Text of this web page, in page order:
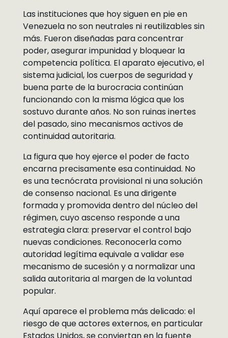
Las instituciones que hoy siguen en pie en
Venezuela no son neutrales ni reutilizables sin
más. Fueron diseñadas para concentrar
poder, asegurar impunidad y bloquear la
competencia política. El aparato ejecutivo, el
sistema judicial, los cuerpos de seguridad y
buena parte de la burocracia continúan
funcionando con la misma lógica que los
sostuvo durante años. No son ruinas inertes
del pasado, sino mecanismos activos de
continuidad autoritaria.
La figura que hoy ejerce el poder de facto
encarna precisamente esa continuidad. No
es una tecnócrata provisional ni una solución
de consenso nacional. Es una dirigente
formada y promovida dentro del núcleo del
régimen, cuyo ascenso responde a una
estrategia clara: preservar el control bajo
nuevas condiciones. Reconocerla como
autoridad legítima equivale a validar ese
mecanismo de sucesión y a normalizar una
salida autoritaria al margen de la voluntad
popular.
Aquí aparece el problema más delicado: el
riesgo de que actores externos, en particular